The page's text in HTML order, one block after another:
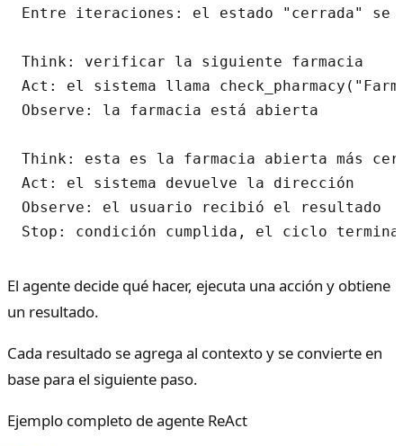
Entre iteraciones: el estado "cerrada" se
Think: verificar la siguiente farmacia
Act: el sistema llama
Observe: la farmacia está abierta
Think: esta es la farmacia abierta más
Act: el sistema devuelve la dirección
Observe: el usuario recibió el resultado
El agente decide qué hacer, ejecuta una acción y obtiene
un resultado.
Cada resultado se agrega al contexto y se convierte en
base para el siguiente paso.
Ejemplo completo de agente ReAct